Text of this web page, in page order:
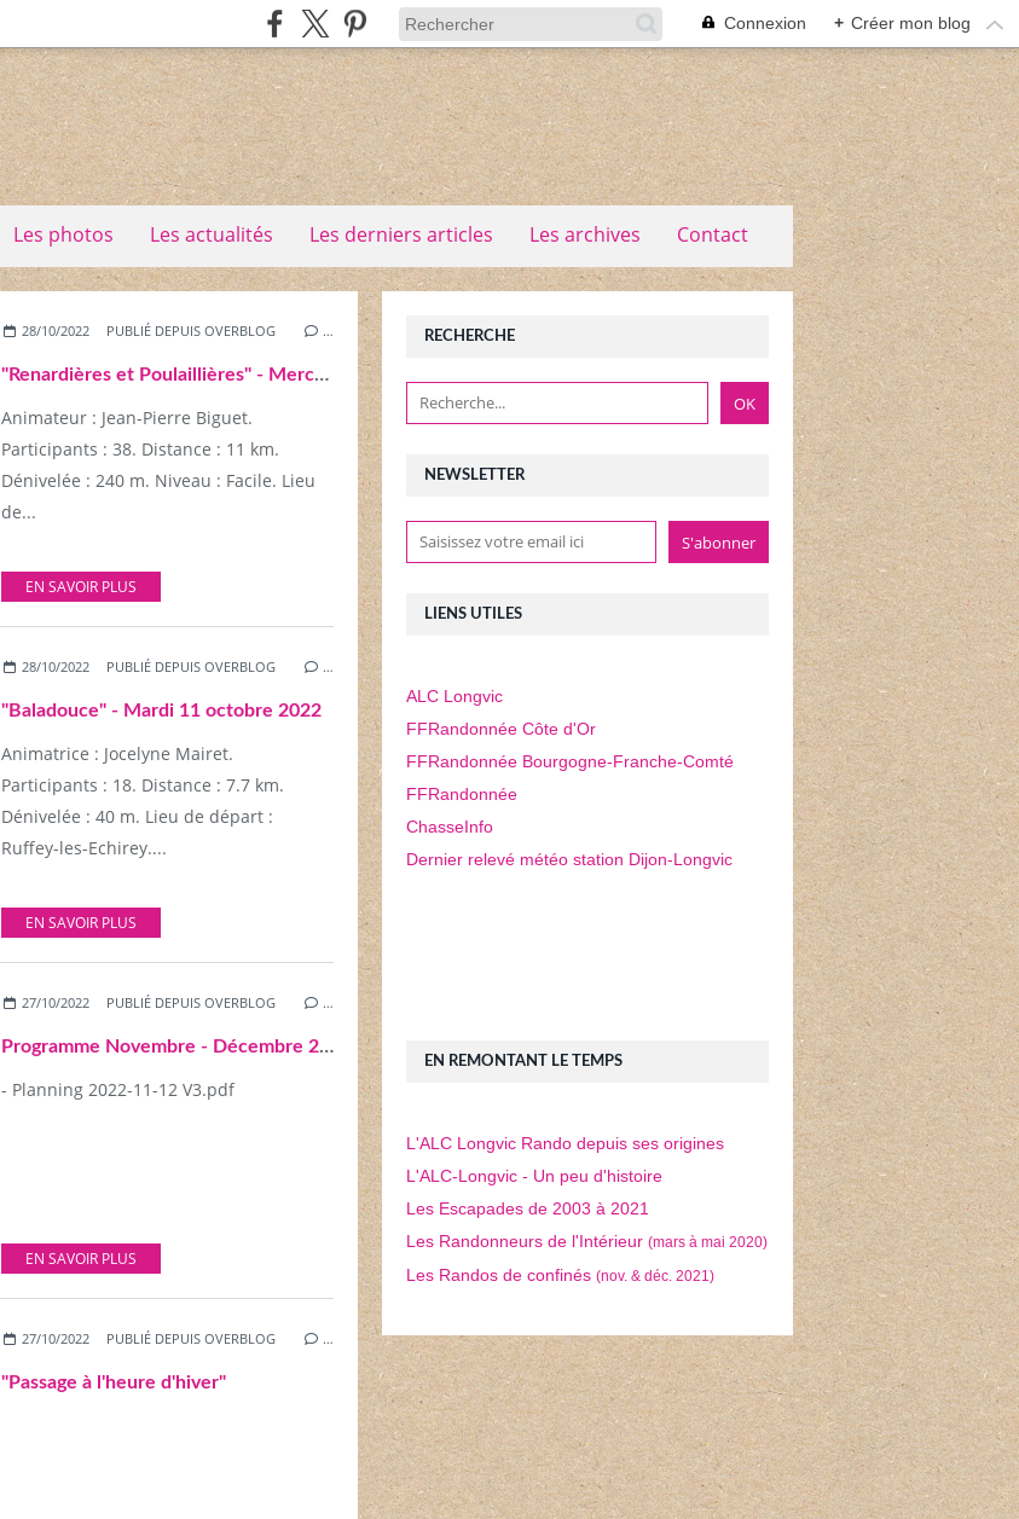
Connexion + Créer mon blog
Les photos Les actualités Les derniers articles Les archives Contact
28/10/2022 PUBLIÉ DEPUIS OVERBLOG …
"Renardières et Poulaillières" - Mercredi 26 octobre 2022
Animateur : Jean-Pierre Biguet.
Participants : 38. Distance : 11 km.
Dénivelée : 240 m. Niveau : Facile. Lieu
de...
EN SAVOIR PLUS
28/10/2022 PUBLIÉ DEPUIS OVERBLOG …
"Baladouce" - Mardi 11 octobre 2022
Animatrice : Jocelyne Mairet.
Participants : 18. Distance : 7.7 km.
Dénivelée : 40 m. Lieu de départ :
Ruffey-les-Echirey....
EN SAVOIR PLUS
27/10/2022 PUBLIÉ DEPUIS OVERBLOG …
Programme Novembre - Décembre 2022 - V3
- Planning 2022-11-12 V3.pdf
EN SAVOIR PLUS
27/10/2022 PUBLIÉ DEPUIS OVERBLOG …
"Passage à l'heure d'hiver"
NEWSLETTER
RECHERCHE
LIENS UTILES
ALC Longvic
FFRandonnée Côte d'Or
FFRandonnée Bourgogne-Franche-Comté
FFRandonnée
ChasseInfo
Dernier relevé météo station Dijon-Longvic
EN REMONTANT LE TEMPS
L'ALC Longvic Rando depuis ses origines
L'ALC-Longvic - Un peu d'histoire
Les Escapades de 2003 à 2021
Les Randonneurs de l'Intérieur (mars à mai 2020)
Les Randos de confinés (nov. & déc. 2021)